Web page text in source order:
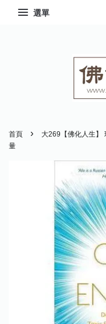
選單
首頁 ›
大269【佛化人生】
量